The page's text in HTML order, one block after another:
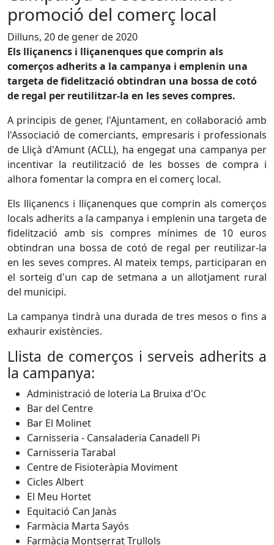
promoció del comerç local
Dilluns, 20 de gener de 2020
Els lliçanencs i lliçanenques que comprin als
comerços adherits a la campanya i emplenin una
targeta de fidelització obtindran una bossa de cotó
de regal per reutilitzar-la en les seves compres.
A principis de gener, l'Ajuntament, en col·laboració amb
l'Associació de comerciants, empresaris i professionals
de Lliçà d'Amunt (ACLL), ha engegat una campanya per
incentivar la reutilització de les bosses de compra i
alhora fomentar la compra en el comerç local.
Els lliçanencs i lliçanenques que comprin als comerços
locals adherits a la campanya i emplenin una targeta de
fidelització amb sis compres mínimes de 10 euros
obtindran una bossa de cotó de regal per reutilizar-la
en les seves compres. Al mateix temps, participaran en
el sorteig d'un cap de setmana a un allotjament rural
del municipi.
La campanya tindrà una durada de tres mesos o fins a
exhaurir existències.
Llista de comerços i serveis adherits a
la campanya:
Administració de loteria La Bruixa d'Oc
Bar del Centre
Bar El Molinet
Carnisseria - Cansaladeria Canadell Pi
Carnisseria Tarabal
Centre de Fisioteràpia Moviment
Cicles Albert
El Meu Hortet
Equitació Can Janàs
Farmàcia Marta Sayós
Farmàcia Montserrat Trullols